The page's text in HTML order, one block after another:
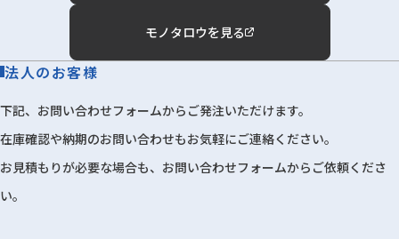
モノタロウを見る
法人のお客様
下記、お問い合わせフォームからご発注いただけます。
在庫確認や納期のお問い合わせもお気軽にご連絡ください。
お見積もりが必要な場合も、お問い合わせフォームからご依頼くださ
い。